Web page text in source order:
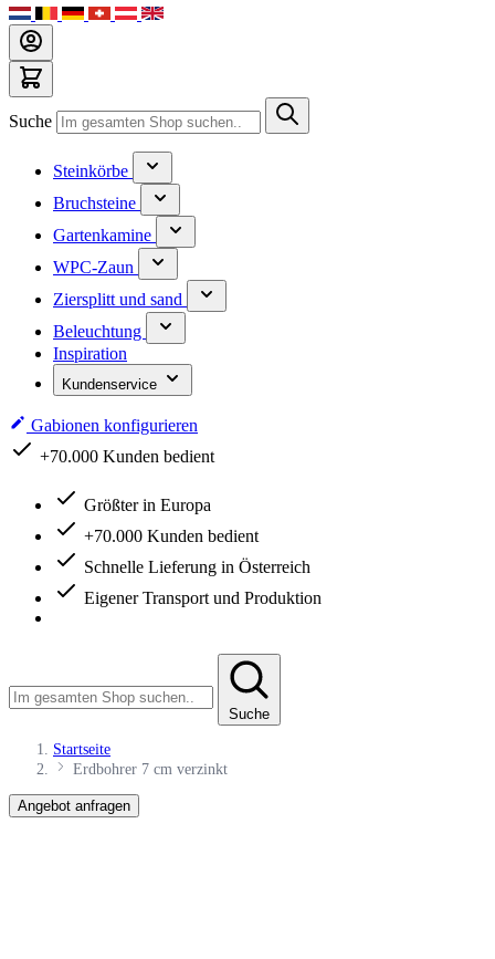
Suche
Steinkörbe
Bruchsteine
Gartenkamine
WPC-Zaun
Ziersplitt und sand
Beleuchtung
Inspiration
Kundenservice
Gabionen konfigurieren
+70.000 Kunden bedient
Größter in Europa
+70.000 Kunden bedient
Schnelle Lieferung in Österreich
Eigener Transport und Produktion
Suche
Startseite
Erdbohrer 7 cm verzinkt
Angebot anfragen